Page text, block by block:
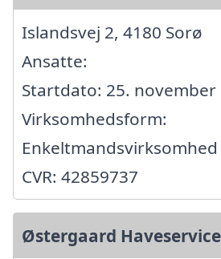
Islandsvej 2, 4180 Sorø
Ansatte:
Startdato: 25. november
Virksomhedsform:
Enkeltmandsvirksomhed
CVR: 42859737
Østergaard Haveservice